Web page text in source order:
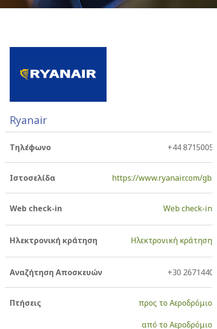
Ryanair
Τηλέφωνο +44
Ιστοσελίδα https://www.ryanair.com/
Web check-in Web check-in
Ηλεκτρονική κράτηση Ηλεκτρονική κράτηση
Αναζήτηση Αποσκευών +30
Πτήσεις προς το Αεροδρόμιο
από το Αεροδρόμιο